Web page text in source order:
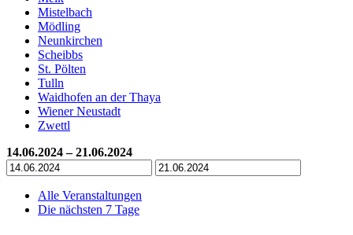
Mistelbach
Mödling
Neunkirchen
Scheibbs
St. Pölten
Tulln
Waidhofen an der Thaya
Wiener Neustadt
Zwettl
14.06.2024 – 21.06.2024
Alle Veranstaltungen
Die nächsten 7 Tage